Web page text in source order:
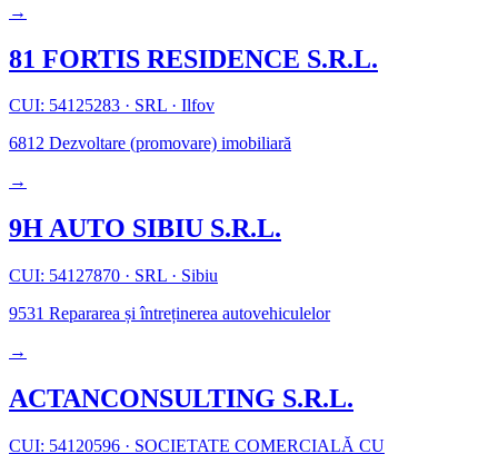
→
81 FORTIS RESIDENCE S.R.L.
CUI: 54125283 · SRL · Ilfov
6812 Dezvoltare (promovare) imobiliară
→
9H AUTO SIBIU S.R.L.
CUI: 54127870 · SRL · Sibiu
9531 Repararea și întreținerea autovehiculelor
→
ACTANCONSULTING S.R.L.
CUI: 54120596 · SOCIETATE COMERCIALĂ CU